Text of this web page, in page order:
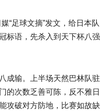
“足球文摘”发文，给日本队
标语，先杀入到天下杯八强
成输。上半场天然巴林队驻
的次数乏善可陈，反不雅日
攻破对方防地，比赛如故缺